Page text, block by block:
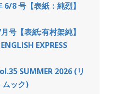
8 号【表紙：純烈】
号【表紙:有村架純】
EXPRESS
SUMMER 2026 (リ
ムック)